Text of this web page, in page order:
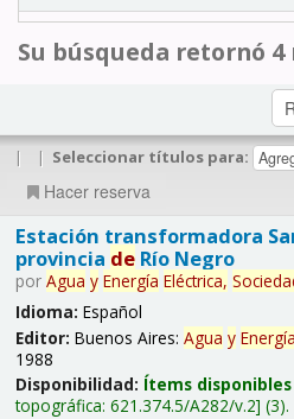
Su búsqueda retornó
| | Seleccionar títulos para:
Hacer reserva
Estación transformadora
provincia deRío Negro
por Agua y Energía Eléctrica,
Idioma: Español
Editor: Buenos Aires: Agua y Energía
1988
Disponibilidad: Ítems
topográfica: 621.374.5/A282/v.2 (3).